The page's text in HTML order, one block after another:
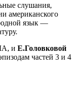
слушания,
американского
язык —
и Е.Головковой
частей 3 и 4